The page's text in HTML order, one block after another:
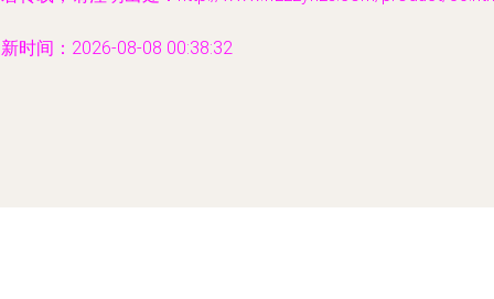
时间：2026-08-08 00:38:32